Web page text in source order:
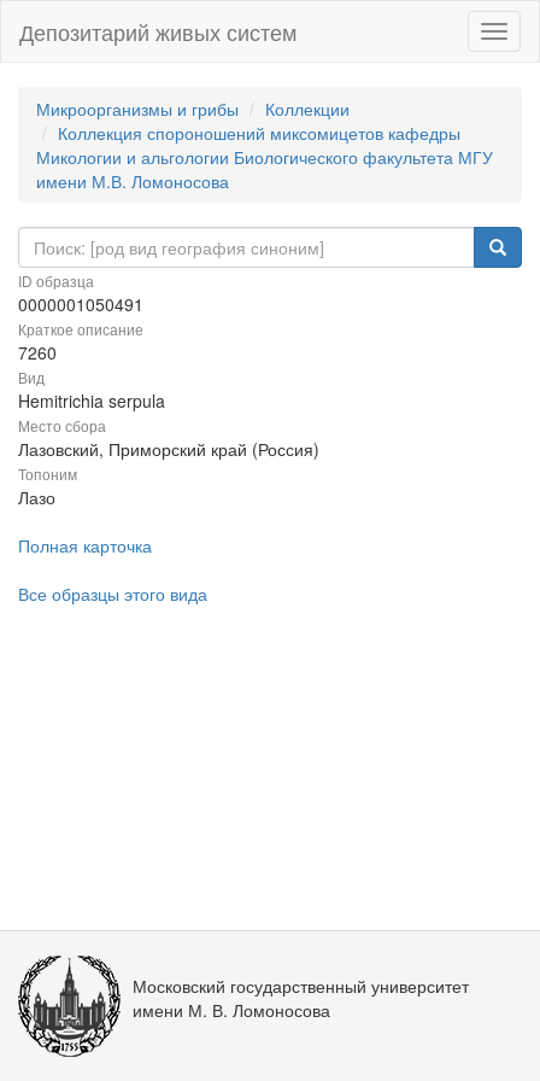
Депозитарий живых систем
Микроорганизмы и грибы
Коллекции
Коллекция спороношений миксомицетов кафедры
Микологии и альгологии Биологического факультета МГУ
имени М.В. Ломоносова
ID образца
0000001050491
Краткое описание
7260
Вид
Hemitrichia serpula
Место сбора
Лазовский, Приморский край (Россия)
Топоним
Лазо
Полная карточка
Все образцы этого вида
Московский государственный университет
имени М. В. Ломоносова